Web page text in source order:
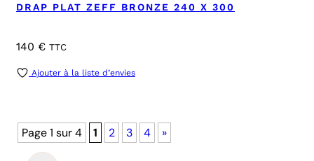
DRAP PLAT ZEFF BRONZE 240 X 300
140 € TTC
Ajouter à la liste d’envies